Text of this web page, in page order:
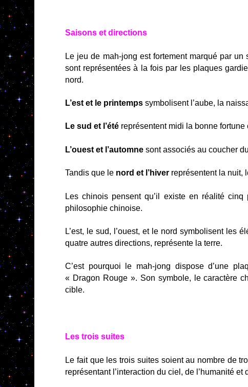
Saisons et directions
Le jeu de mah-jong est fortement marqué par
sont représentées à la fois par les plaques
nord.
L’est et le printempssymbolisent l’aube, la
Le sud et l’été représentent midi la bonne fortune
L’ouest et l’automne sont associés au coucher
Tandis que le nord et l’hiver représentent la nuit,
Les chinois pensent qu’il existe en réalité
philosophie chinoise.
L’est, le sud, l’ouest, et le nord symbolisent les
quatre autres directions, représente la terre.
C’est pourquoi le mah-jong dispose d’une
« Dragon Rouge ». Son symbole, le caractère
cible.
Les trois suites
Le fait que les trois suites soient au nombre de
représentant l’interaction du ciel, de l’humanité et